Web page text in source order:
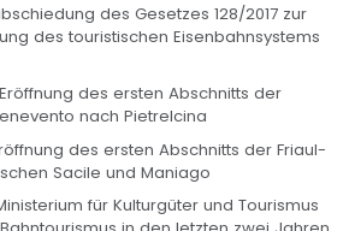
des Gesetzes 128/2017 zur
des touristischen Eisenbahnsystems
des ersten Abschnitts der
nach Pietrelcina
des ersten Abschnitts der Friaul-
Sacile und Maniago
für Kulturgüter und Tourismus